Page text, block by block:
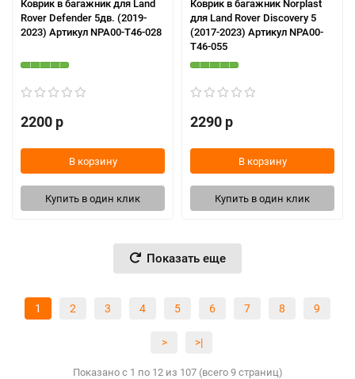
Коврик в багажник для Land
Rover Defender 5дв. (2019-
2023) Артикул NPA00-T46-028
2200 р
В корзину
Купить в один клик
Коврик в багажник Norplast
для Land Rover Discovery 5
(2017-2023) Артикул NPA00-
T46-055
2290 р
В корзину
Купить в один клик
Показать еще
1 2 3 4 5 6 7 8 9
> >|
Показано с 1 по 12 из 107 (всего 9 страниц)